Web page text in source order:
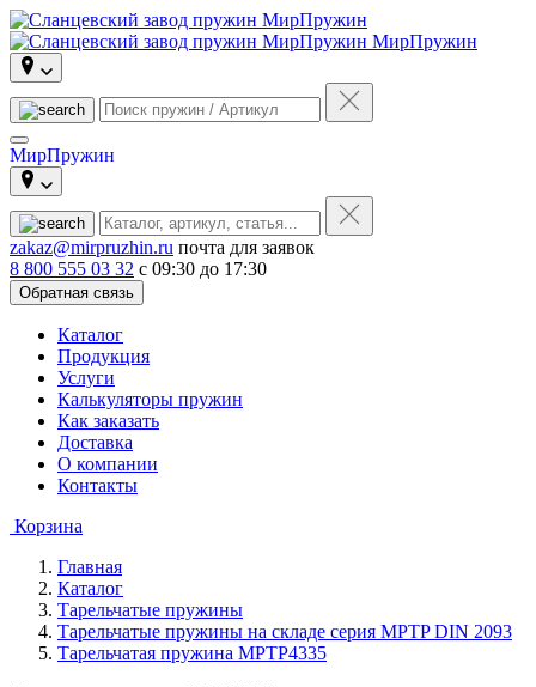
МирПружин
МирПружин
zakaz@mirpruzhin.ru почта для заявок
8 800 555 03 32 с 09:30 до 17:30
Обратная связь
Каталог
Продукция
Услуги
Калькуляторы пружин
Как заказать
Доставка
О компании
Контакты
Корзина
Главная
Каталог
Тарельчатые пружины
Тарельчатые пружины на складе серия MPTP DIN 2093
Тарельчатая пружина MPTP4335